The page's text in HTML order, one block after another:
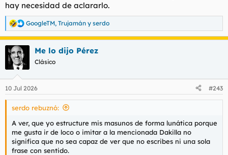
hay necesidad de aclararlo.
R
e
a
c
c
e
s
GoogleTM, Trujamán y serdo
Me lo dijo Pérez
Clásico
10 Jul 2026 #243
serdo rebuznó:
A ver, que yo estructure mis masunos de forma lunática porque
me gusta ir de loco o imitar a la mencionada Dakilla no
significa que no sea capaz de ver que no escribes ni una sola
frase con sentido.